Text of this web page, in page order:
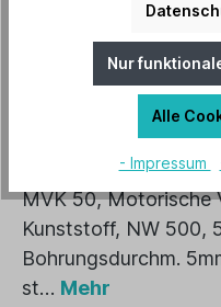
4024397400485
Beschreibung
MVK 50, Motorische
Kunststoff, NW 500,
Bohrungsdurchm.
st… Mehr
Nur
Alle
- Impressum